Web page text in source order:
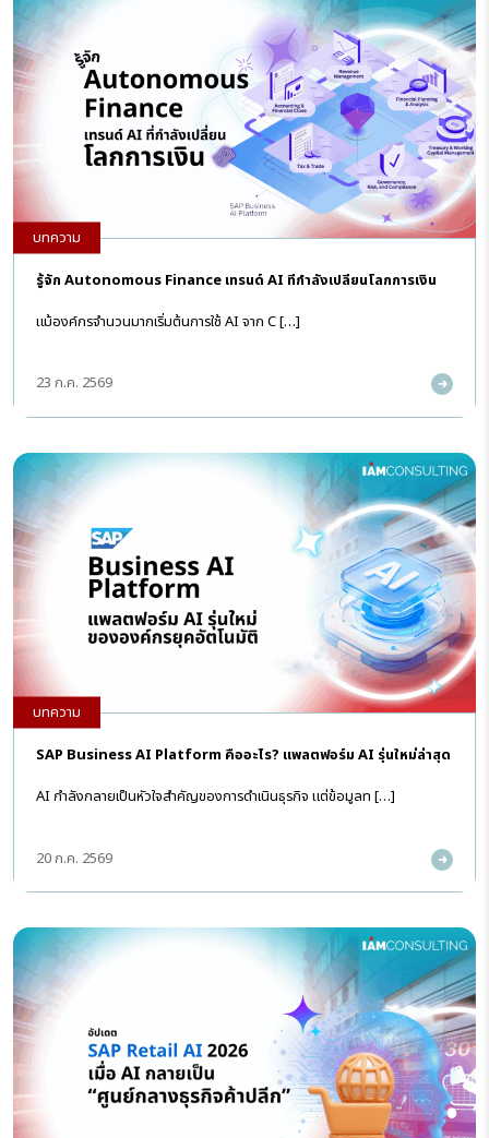
รู้จัก Autonomous Finance เทรนด์ AI ที่กำลังเปลี่ยนโลกการเงิน
แม้องค์กรจำนวนมากเริ่มต้นการใช้ AI จาก C […]
บทความ
23 ก.ค. 2569
SAP Business AI Platform คืออะไร? แพลตฟอร์ม AI รุ่นใหม่ล่าสุด
AI กำลังกลายเป็นหัวใจสำคัญของการดำเนินธุรกิจ แต่ข้อมูลท […]
บทความ
20 ก.ค. 2569